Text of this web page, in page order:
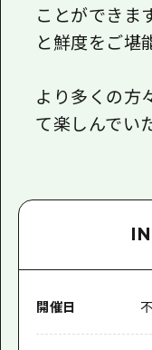
ことができま
と鮮度をご堪
より多くの方
て楽しんでい
開催日